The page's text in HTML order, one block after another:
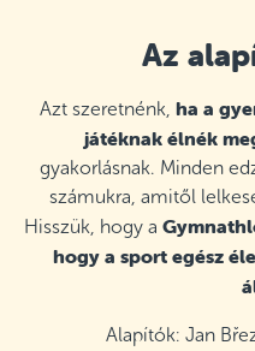
Az
Azt szeretnénk, ha a
játéknak élnék
gyakorlásnak. Minden
számukra, amitől
Hisszük, hogy a
hogy a sport egész
Alapítók: Jan